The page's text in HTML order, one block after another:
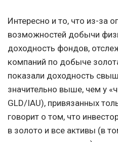
Интересно и то, что из-за
возможностей добычи
доходность фондов,
компаний по добыче
показали доходность
значительно выше, чем у
GLD/IAU), привязанных
говорит о том, что
в золото и все активы (в